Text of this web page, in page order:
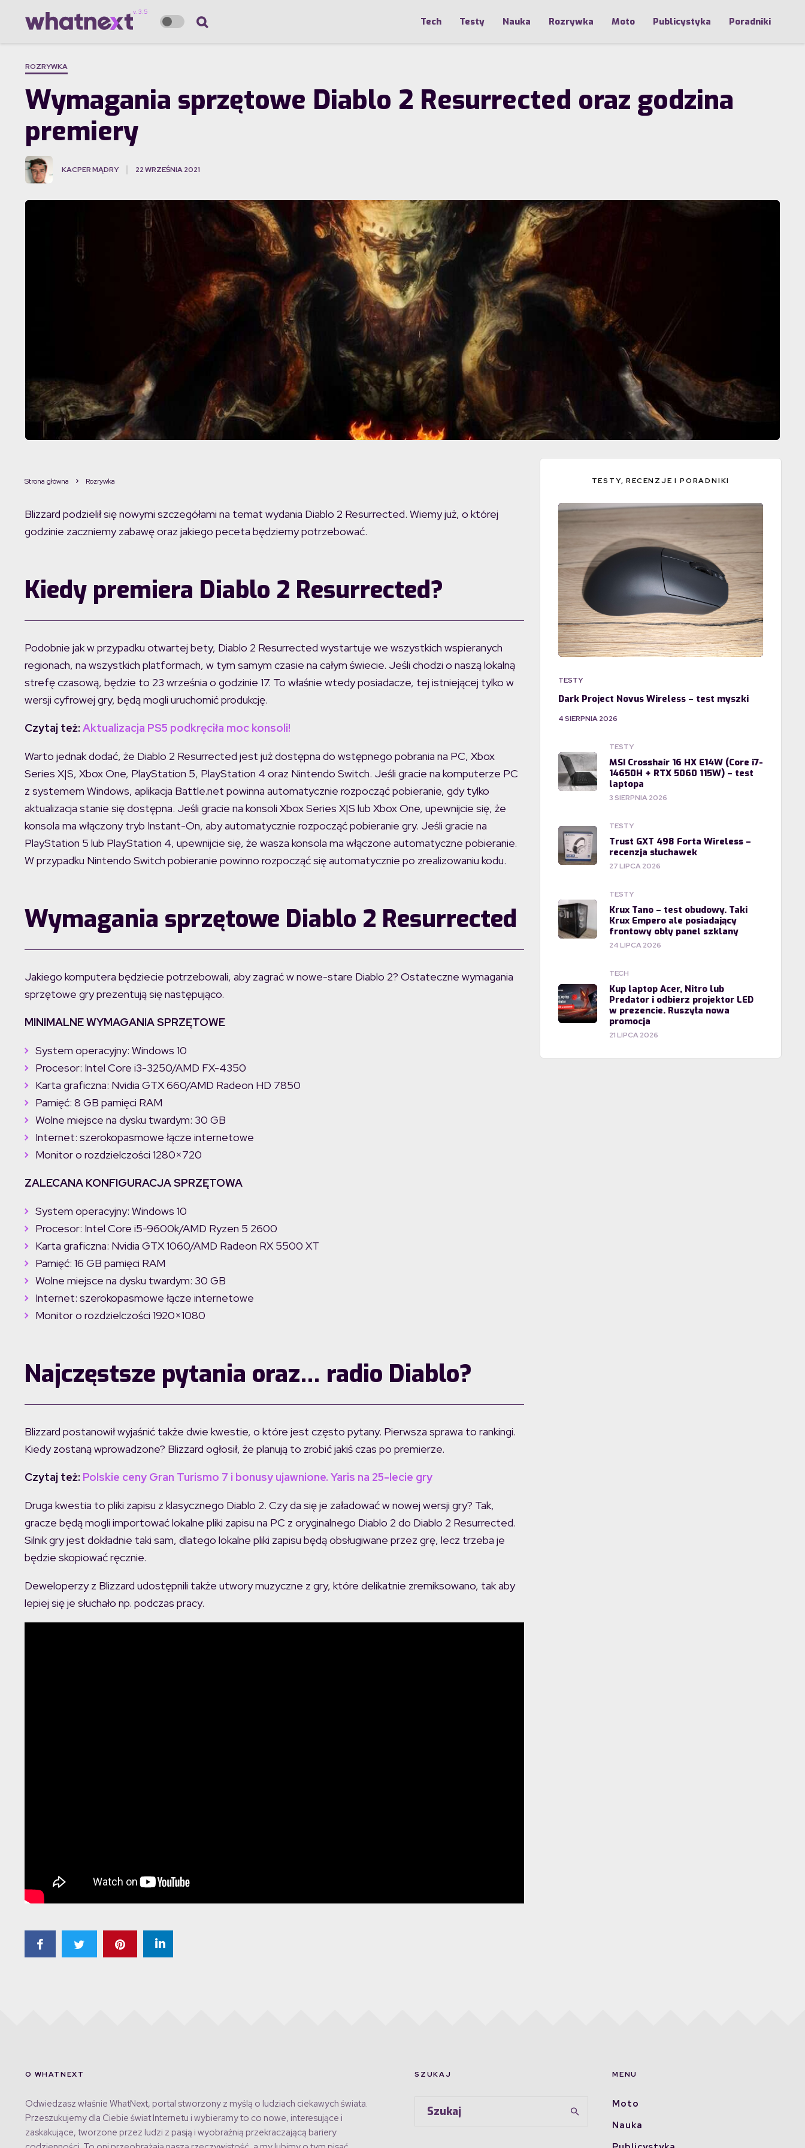
Tech Testy Nauka Rozrywka Moto Publicystyka Poradniki
ROZRYWKA
Wymagania sprzętowe Diablo 2 Resurrected oraz godzina
premiery
KACPER MĄDRY 22 WRZEŚNIA 2021
Strona główna Rozrywka
Blizzard podzielił się nowymi szczegółami na temat wydania Diablo 2 Resurrected. Wiemy już, o której
godzinie zaczniemy zabawę oraz jakiego peceta będziemy potrzebować.
Kiedy premiera Diablo 2 Resurrected?
Podobnie jak w przypadku otwartej bety, Diablo 2 Resurrected wystartuje we wszystkich wspieranych
regionach, na wszystkich platformach, w tym samym czasie na całym świecie. Jeśli chodzi o naszą lokalną
strefę czasową, będzie to 23 września o godzinie 17. To właśnie wtedy posiadacze, tej istniejącej tylko w
wersji cyfrowej gry, będą mogli uruchomić produkcję.
Czytaj też: Aktualizacja PS5 podkręciła moc konsoli!
Warto jednak dodać, że Diablo 2 Resurrected jest już dostępna do wstępnego pobrania na PC, Xbox
Series X|S, Xbox One, PlayStation 5, PlayStation 4 oraz Nintendo Switch. Jeśli gracie na komputerze PC
z systemem Windows, aplikacja Battle.net powinna automatycznie rozpocząć pobieranie, gdy tylko
aktualizacja stanie się dostępna. Jeśli gracie na konsoli Xbox Series X|S lub Xbox One, upewnijcie się, że
konsola ma włączony tryb Instant-On, aby automatycznie rozpocząć pobieranie gry. Jeśli gracie na
PlayStation 5 lub PlayStation 4, upewnijcie się, że wasza konsola ma włączone automatyczne pobieranie.
W przypadku Nintendo Switch pobieranie powinno rozpocząć się automatycznie po zrealizowaniu kodu.
Wymagania sprzętowe Diablo 2 Resurrected
Jakiego komputera będziecie potrzebowali, aby zagrać w nowe-stare Diablo 2? Ostateczne wymagania
sprzętowe gry prezentują się następująco.
MINIMALNE WYMAGANIA SPRZĘTOWE
System operacyjny: Windows 10
Procesor: Intel Core i3-3250/AMD FX-4350
Karta graficzna: Nvidia GTX 660/AMD Radeon HD 7850
Pamięć: 8 GB pamięci RAM
Wolne miejsce na dysku twardym: 30 GB
Internet: szerokopasmowe łącze internetowe
Monitor o rozdzielczości 1280×720
ZALECANA KONFIGURACJA SPRZĘTOWA
System operacyjny: Windows 10
Procesor: Intel Core i5-9600k/AMD Ryzen 5 2600
Karta graficzna: Nvidia GTX 1060/AMD Radeon RX 5500 XT
Pamięć: 16 GB pamięci RAM
Wolne miejsce na dysku twardym: 30 GB
Internet: szerokopasmowe łącze internetowe
Monitor o rozdzielczości 1920×1080
Najczęstsze pytania oraz… radio Diablo?
Blizzard postanowił wyjaśnić także dwie kwestie, o które jest często pytany. Pierwsza sprawa to rankingi.
Kiedy zostaną wprowadzone? Blizzard ogłosił, że planują to zrobić jakiś czas po premierze.
Czytaj też: Polskie ceny Gran Turismo 7 i bonusy ujawnione. Yaris na 25-lecie gry
Druga kwestia to pliki zapisu z klasycznego Diablo 2. Czy da się je załadować w nowej wersji gry? Tak,
gracze będą mogli importować lokalne pliki zapisu na PC z oryginalnego Diablo 2 do Diablo 2 Resurrected.
Silnik gry jest dokładnie taki sam, dlatego lokalne pliki zapisu będą obsługiwane przez grę, lecz trzeba je
będzie skopiować ręcznie.
Deweloperzy z Blizzard udostępnili także utwory muzyczne z gry, które delikatnie zremiksowano, tak aby
lepiej się je słuchało np. podczas pracy.
TESTY, RECENZJE I PORADNIKI
TESTY
Dark Project Novus Wireless – test myszki
4 SIERPNIA 2026
TESTY
MSI Crosshair 16 HX E14W (Core i7-
14650H + RTX 5060 115W) – test
laptopa
3 SIERPNIA 2026
TESTY
Trust GXT 498 Forta Wireless –
recenzja słuchawek
27 LIPCA 2026
TESTY
Krux Tano – test obudowy. Taki
Krux Empero ale posiadający
frontowy obły panel szklany
24 LIPCA 2026
TECH
Kup laptop Acer, Nitro lub
Predator i odbierz projektor LED
w prezencie. Ruszyła nowa
promocja
21 LIPCA 2026
O WHATNEXT
Odwiedzasz właśnie WhatNext, portal stworzony z myślą o ludziach ciekawych świata.
Przeszukujemy dla Ciebie świat Internetu i wybieramy to co nowe, interesujące i
zaskakujące, tworzone przez ludzi z pasją i wyobraźnią przekraczającą bariery
SZUKAJ MENU
Moto
Nauka